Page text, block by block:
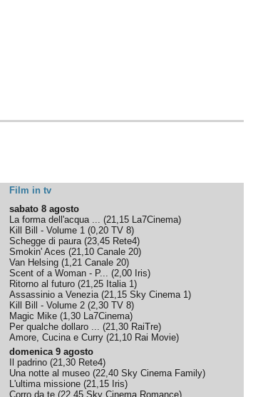
Film in tv
sabato 8 agosto
La forma dell'acqua ... (21,15 La7Cinema)
Kill Bill - Volume 1 (0,20 TV 8)
Schegge di paura(23,45 Rete4)
Smokin' Aces (21,10 Canale 20)
Van Helsing (1,21 Canale 20)
Scent of a Woman - P... (2,00 Iris)
Ritorno al futuro (21,25 Italia 1)
Assassinio a Venezia(21,15 Sky Cinema 1)
Kill Bill - Volume 2 (2,30 TV 8)
Magic Mike (1,30 La7Cinema)
Per qualche dollaro ... (21,30 RaiTre)
Amore, Cucina e Curry (21,10 Rai Movie)
domenica 9 agosto
Il padrino (21,30 Rete4)
Una notte al museo (22,40 Sky Cinema Family)
L'ultima missione (21,15 Iris)
Corro da te (22,45 Sky Cinema Romance)